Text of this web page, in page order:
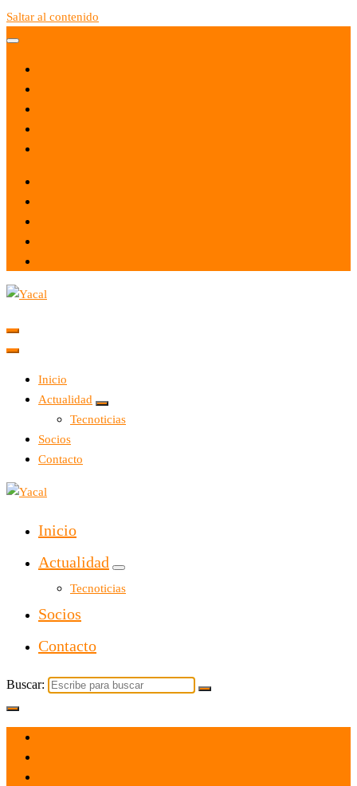
Saltar al contenido
Yacal micro hosting
Inicio
Actualidad
Tecnoticias
Socios
Contacto
Yacal micro hosting
Inicio
Actualidad
Tecnoticias
Socios
Contacto
Buscar: